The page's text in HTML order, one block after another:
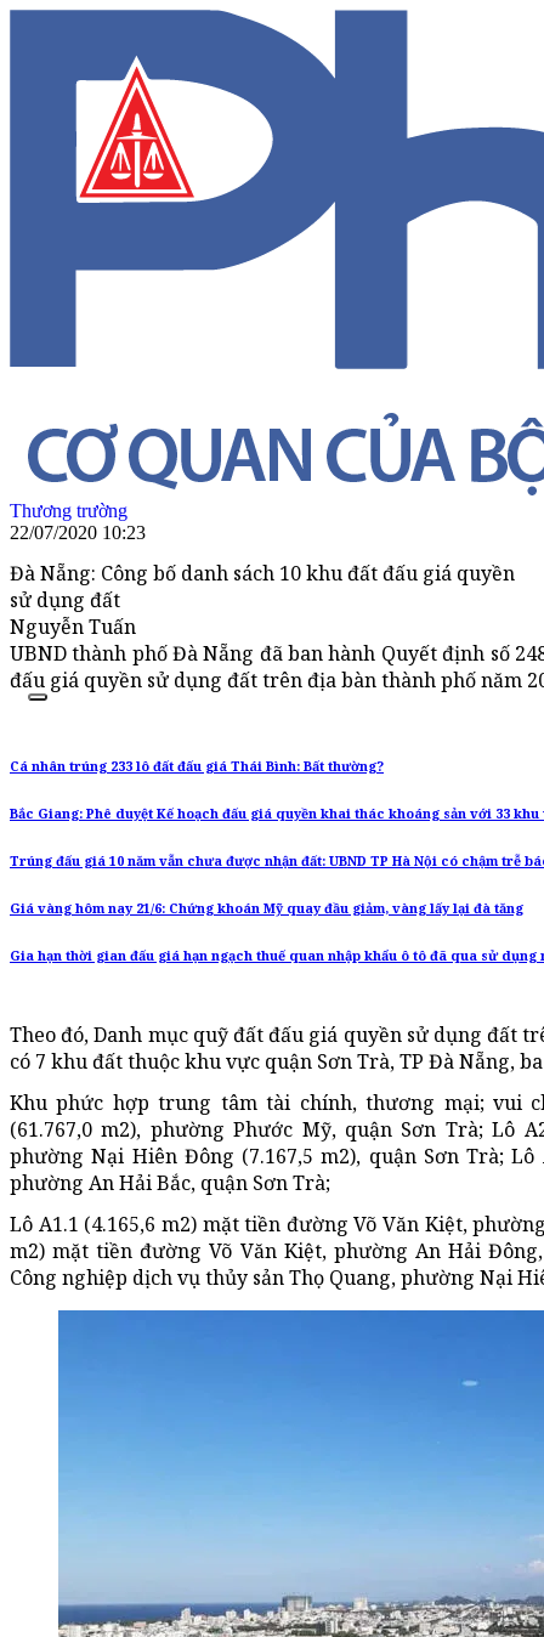
Thương trường
22/07/2020 10:23
Đà Nẵng: Công bố danh sách 10 khu đất đấu giá quyền
sử dụng đất
Nguyễn Tuấn
UBND thành phố Đà Nẵng đã ban hành Quyết định số
đấu giá quyền sử dụng đất trên địa bàn thành phố năm
Cá nhân trúng 233 lô đất đấu giá Thái Bình: Bất thường?
Bắc Giang: Phê duyệt Kế hoạch đấu giá quyền khai thác khoáng sản với 33
Trúng đấu giá 10 năm vẫn chưa được nhận đất: UBND TP Hà Nội có chậm trễ
Giá vàng hôm nay 21/6: Chứng khoán Mỹ quay đầu giảm, vàng lấy lại đà tăng
Gia hạn thời gian đấu giá hạn ngạch thuế quan nhập khẩu ô tô đã qua sử dụng
Theo đó, Danh mục quỹ đất đấu giá quyền sử dụng đất
có 7 khu đất thuộc khu vực quận Sơn Trà, TP Đà Nẵng,
Khu phức hợp trung tâm tài chính, thương mại; vui
(61.767,0 m2), phường Phước Mỹ, quận Sơn Trà; Lô
phường Nại Hiên Đông (7.167,5 m2), quận Sơn Trà;
phường An Hải Bắc, quận Sơn Trà;
Lô A1.1 (4.165,6 m2) mặt tiền đường Võ Văn Kiệt,
m2) mặt tiền đường Võ Văn Kiệt, phường An Hải
Công nghiệp dịch vụ thủy sản Thọ Quang, phường Nại